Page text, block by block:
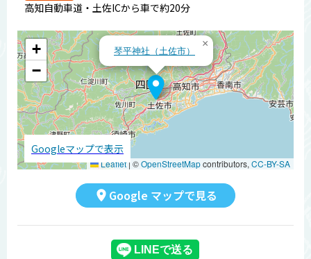
高知自動車道・土佐ICから車で約20分
琴平神社（土佐市）
×
+
−
Leaflet | ©OpenStreetMapcontributors, CC-BY-SA
Googleマップで表示
Google マップで見る